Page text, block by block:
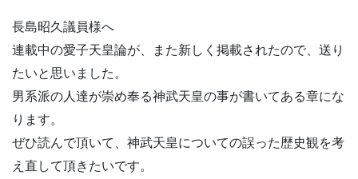
長島昭久議員様へ
連載中の愛子天皇論が、また新しく掲載されたので、送り
たいと思いました。
男系派の人達が崇め奉る神武天皇の事が書いてある章にな
ります。
ぜひ読んで頂いて、神武天皇についての誤った歴史観を考
え直して頂きたいです。